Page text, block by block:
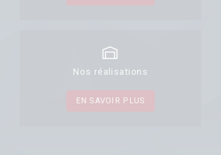
Nos réalisations
EN SAVOIR PLUS